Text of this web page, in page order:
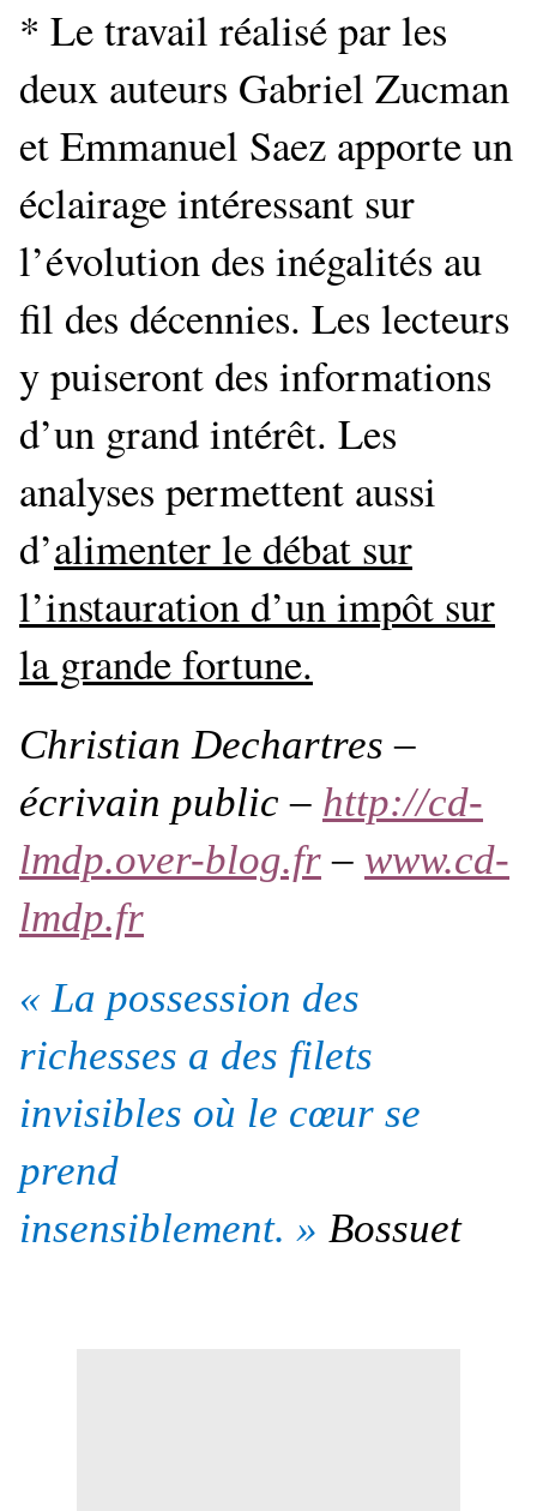
* Le travail réalisé par les
deux auteurs Gabriel Zucman
et Emmanuel Saez apporte un
éclairage intéressant sur
l’évolution des inégalités au
fil des décennies. Les lecteurs
y puiseront des informations
d’un grand intérêt. Les
analyses permettent aussi
d’alimenter le débat sur
l’instauration d’un impôt sur
la grande fortune.
Christian Dechartres –
écrivain public – http://cd-
lmdp.over-blog.fr – www.cd-
lmdp.fr
« La possession des
richesses a des filets
invisibles où le cœur se
prend
insensiblement. » Bossuet